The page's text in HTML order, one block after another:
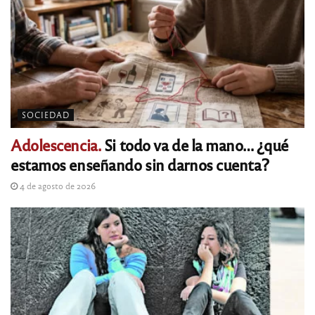
SOCIEDAD
Adolescencia.Si todo va de la mano… ¿qué
estamos enseñando sin darnos cuenta?
4 de agosto de 2026